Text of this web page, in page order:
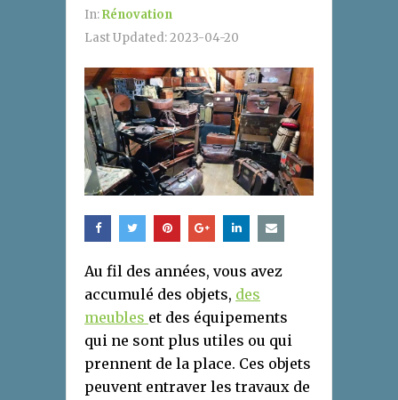
In:Rénovation
Last Updated:2023-04-20
Au fil des années, vous avez
accumulé des objets, des
meubles et des équipements
qui ne sont plus utiles ou qui
prennent de la place. Ces objets
peuvent entraver les travaux de